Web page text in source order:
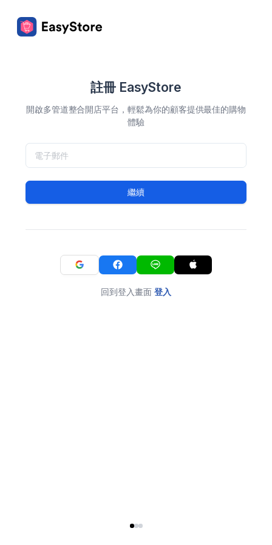
註冊 EasyStore
開啟多管道整合開店平台，輕鬆為你的顧客提供最佳的購物
體驗
繼續
回到登入畫面 登入